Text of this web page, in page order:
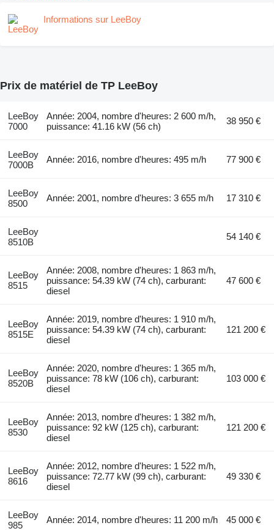
Informations sur LeeBoy
Prix de matériel de TP LeeBoy
LeeBoy
7000
Année: 2004, nombre d'heures: 2 600 m/h,
puissance: 41.16 kW (56 ch)
38 950 €
LeeBoy
7000B
Année: 2016, nombre d'heures: 495 m/h 77 900 €
LeeBoy
8500
Année: 2001, nombre d'heures: 3 655 m/h 17 310 €
LeeBoy
8510B
54 140 €
LeeBoy
8515
Année: 2008, nombre d'heures: 1 863 m/h,
puissance: 54.39 kW (74 ch), carburant:
diesel
47 600 €
LeeBoy
8515E
Année: 2019, nombre d'heures: 1 910 m/h,
puissance: 54.39 kW (74 ch), carburant:
diesel
121 200 €
LeeBoy
8520B
Année: 2020, nombre d'heures: 1 365 m/h,
puissance: 78 kW (106 ch), carburant:
diesel
103 000 €
LeeBoy
8530
Année: 2013, nombre d'heures: 1 382 m/h,
puissance: 92 kW (125 ch), carburant:
diesel
121 200 €
LeeBoy
8616
Année: 2012, nombre d'heures: 1 522 m/h,
puissance: 72.77 kW (99 ch), carburant:
diesel
49 330 €
LeeBoy
985
Année: 2014, nombre d'heures: 11 200 m/h 45 000 €